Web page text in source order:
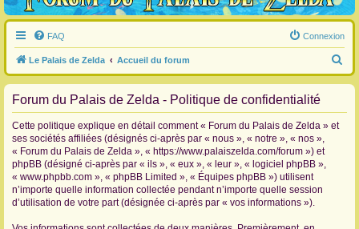
FAQ Connexion
Le Palais de Zelda Accueil du forum
e
Forum du Palais de Zelda - Politique de confidentialité
Cette politique explique en détail comment « Forum du Palais de Zelda » et
ses sociétés affiliées (désignés ci-après par « nous », « notre », « nos »,
« Forum du Palais de Zelda », « https://www.palaiszelda.com/forum ») et
phpBB (désigné ci-après par « ils », « eux », « leur », « logiciel phpBB »,
« www.phpbb.com », « phpBB Limited », « Équipes phpBB ») utilisent
n’importe quelle information collectée pendant n’importe quelle session
d’utilisation de votre part (désignée ci-après par « vos informations »).